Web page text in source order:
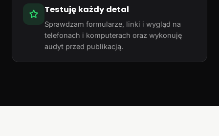
Testuję każdy detal
Sprawdzam formularze, linki i wygląd na
telefonach i komputerach oraz wykonuję
audyt przed publikacją.